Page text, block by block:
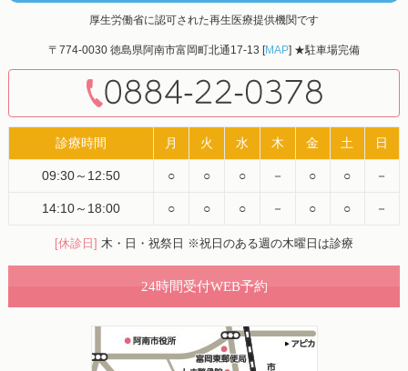
厚生労働省に認可された再生医療提供機関です
〒774-0030 徳島県阿南市富岡町北通17-13 [MAP] ★駐車場完備
診療時間 月 火 水 木 金 土 日
09:30～12:50 ○ ○ ○ － ○ ○ －
14:10～18:00 ○ ○ ○ － ○ ○ －
[休診日] 木・日・祝祭日 ※祝日のある週の木曜日は診療
24時間受付WEB予約